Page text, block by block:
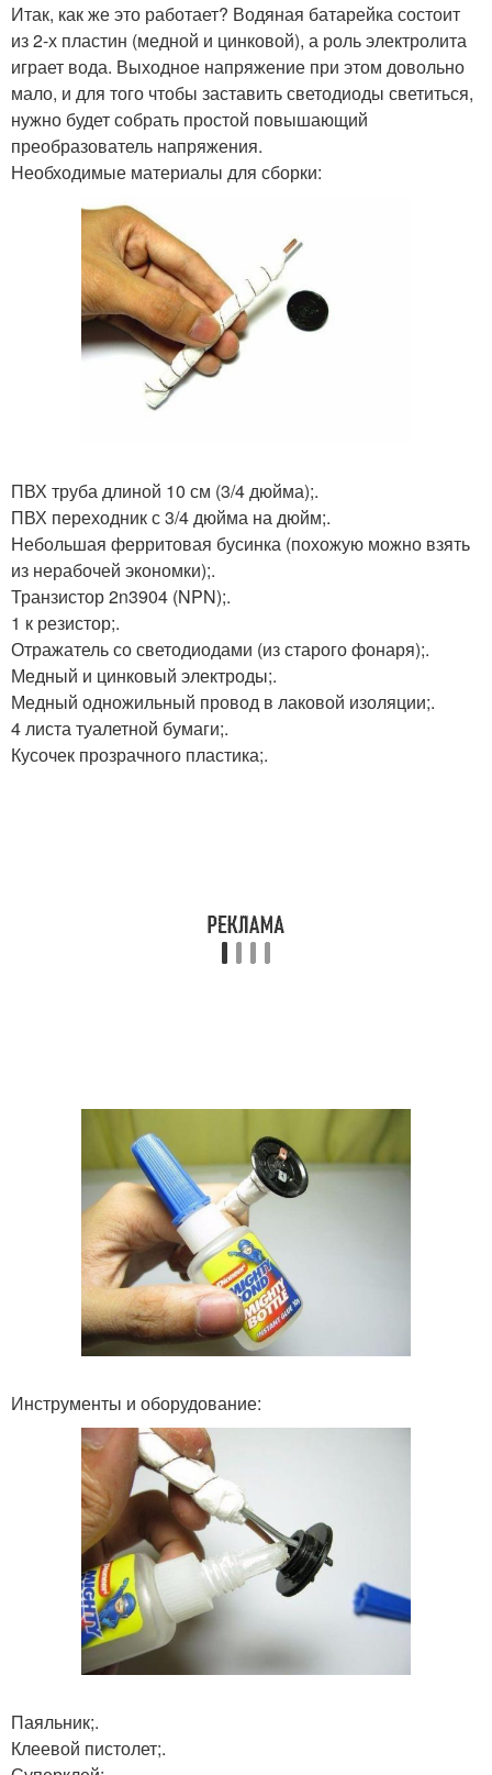
Итак, как же это работает? Водяная батарейка состоит
из 2-х пластин (медной и цинковой), а роль электролита
играет вода. Выходное напряжение при этом довольно
мало, и для того чтобы заставить светодиоды светиться,
нужно будет собрать простой повышающий
преобразователь напряжения.
Необходимые материалы для сборки:
ПВХ труба длиной 10 см (3/4 дюйма);.
ПВХ переходник с 3/4 дюйма на дюйм;.
Небольшая ферритовая бусинка (похожую можно взять
из нерабочей экономки);.
Транзистор 2n3904 (NPN);.
1 к резистор;.
Отражатель со светодиодами (из старого фонаря);.
Медный и цинковый электроды;.
Медный одножильный провод в лаковой изоляции;.
4 листа туалетной бумаги;.
Кусочек прозрачного пластика;.
Инструменты и оборудование:
Паяльник;.
Клеевой пистолет;.